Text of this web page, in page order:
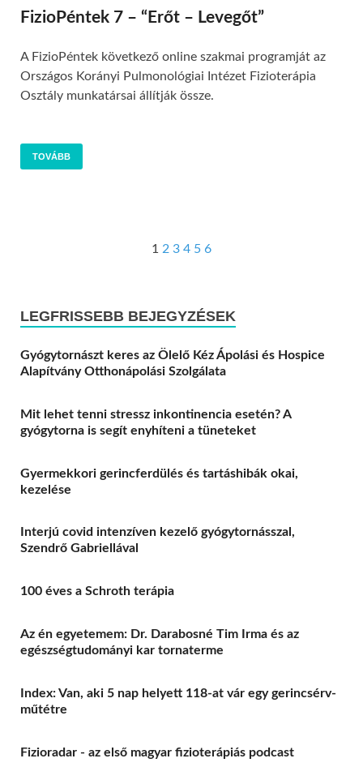
FizioPéntek 7 – “Erőt – Levegőt”
A FizioPéntek következő online szakmai programját az
Országos Korányi Pulmonológiai Intézet Fizioterápia
Osztály munkatársai állítják össze.
TOVÁBB
1 2 3 4 5 6
LEGFRISSEBB BEJEGYZÉSEK
Gyógytornászt keres az Ölelő Kéz Ápolási és Hospice
Alapítvány Otthonápolási Szolgálata
Mit lehet tenni stressz inkontinencia esetén? A
gyógytorna is segít enyhíteni a tüneteket
Gyermekkori gerincferdülés és tartáshibák okai,
kezelése
Interjú covid intenzíven kezelő gyógytornásszal,
Szendrő Gabriellával
100 éves a Schroth terápia
Az én egyetemem: Dr. Darabosné Tim Irma és az
egészségtudományi kar tornaterme
Index: Van, aki 5 nap helyett 118-at vár egy gerincsérv-
műtétre
Fizioradar - az első magyar fizioterápiás podcast